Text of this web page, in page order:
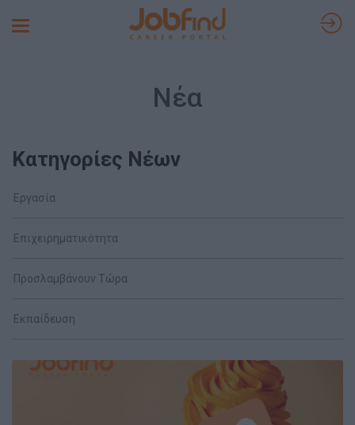
Toggle
Νέα
Κατηγορίες Νέων
Εργασία
Επιχειρηματικότητα
Προσλαμβάνουν Τώρα
Εκπαίδευση